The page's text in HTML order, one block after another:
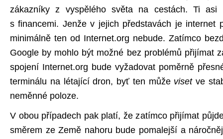
zákazníky z vyspělého světa na cestách. Ti asi
s financemi. Jenže v jejich představách je internet
minimálně ten od Internet.org nebude. Zatímco
Google by mohlo být možné bez problémů přijímat
spojení Internet.org bude vyžadovat poměrně
terminálu na létající dron, byť ten může visetve
neměnné poloze.
V obou případech pak platí, že zatímco přijímat
směrem ze Země nahoru bude pomalejší a